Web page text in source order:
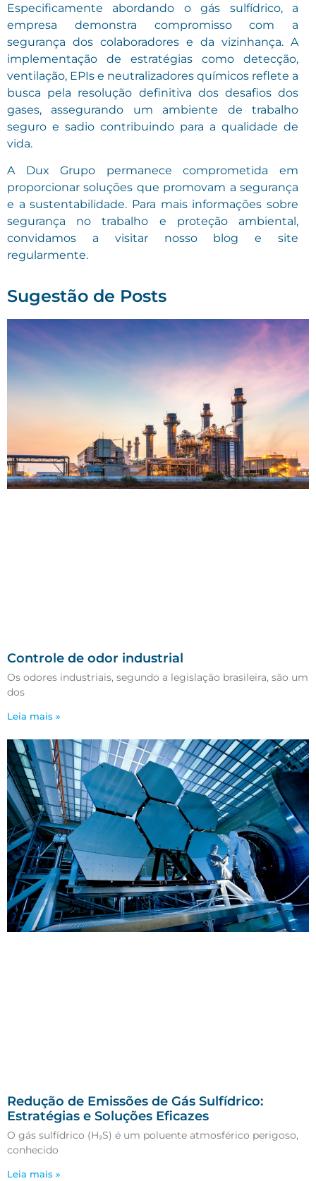
Especificamente abordando o gás sulfídrico, a
empresa demonstra compromisso com a
segurança dos colaboradores e da vizinhança. A
implementação de estratégias como detecção,
ventilação, EPIs e neutralizadores químicos reflete a
busca pela resolução definitiva dos desafios dos
gases, assegurando um ambiente de trabalho
seguro e sadio contribuindo para a qualidade de
vida.
A Dux Grupo permanece comprometida em
proporcionar soluções que promovam a segurança
e a sustentabilidade. Para mais informações sobre
segurança no trabalho e proteção ambiental,
convidamos a visitar nosso blog e site
regularmente.
Sugestão de Posts
Controle de odor industrial
Os odores industriais, segundo a legislação brasileira, são um
dos
Leia mais »
Redução de Emissões de Gás Sulfídrico:
Estratégias e Soluções Eficazes
O gás sulfídrico (H₂S) é um poluente atmosférico perigoso,
conhecido
Leia mais »